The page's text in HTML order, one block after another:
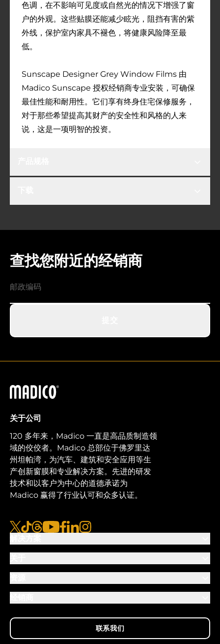
色调，在不影响可见度或自然光的情况下增强了窗
户的外观。这些贴膜还能减少眩光，阻挡有害的紫
外线，保护室内家具不褪色，将健康风险降至最
低。
Sunscape Designer Grey Window Films 由
Madico Sunscape 授权经销商专业安装，可确保
最佳性能和耐用性。它们享有终身住宅保修服务，
对于那些希望提高其财产的安全性和风格的人来
说，这是一项明智的投资。
查找您附近的经销商
马迪科
关于公司
120 多年来，Madico 一直是高品质制造领
域的佼佼者。Madico 总部位于佛罗里达
州坦帕湾，为汽车、建筑和安全应用等生
产创新窗膜和专业解决方案。先进的研发
技术和以客户为中心的道德承诺为
Madico 赢得了行业认可和众多认证。
联系我们